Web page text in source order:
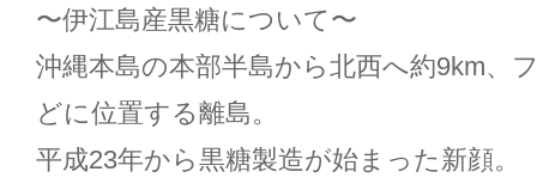
〜伊江島産黒糖について〜
沖縄本島の本部半島から北西へ約9km、
どに位置する離島。
平成23年から黒糖製造が始まった新顔。